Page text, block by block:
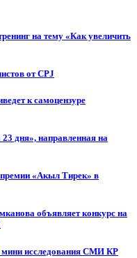
на тему «Как увеличить
от CPJ
к самоцензуре
дня», направленная на
премии «Акыл Тирек» в
объявляет конкурс на
мини исследования СМИ КР